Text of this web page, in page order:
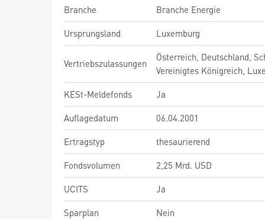
Branche
Branche Energie
Ursprungsland
Luxemburg
Vertriebszulassungen
Österreich, Deutschland,
Vereinigtes Königreich,
KESt-Meldefonds
Ja
Auflagedatum
06.04.2001
Ertragstyp
thesaurierend
Fondsvolumen
2,25 Mrd. USD
UCITS
Ja
Sparplan
Nein